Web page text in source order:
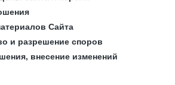
Сайта
и разрешение споров
внесение изменений